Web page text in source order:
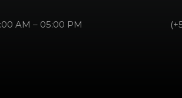
AM – 05:00 PM